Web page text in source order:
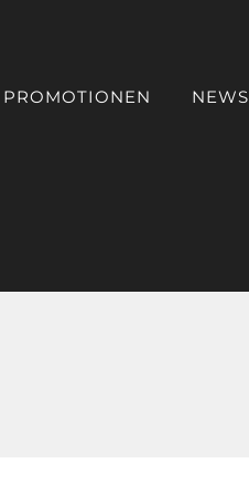
PROMOTIONEN NEWS